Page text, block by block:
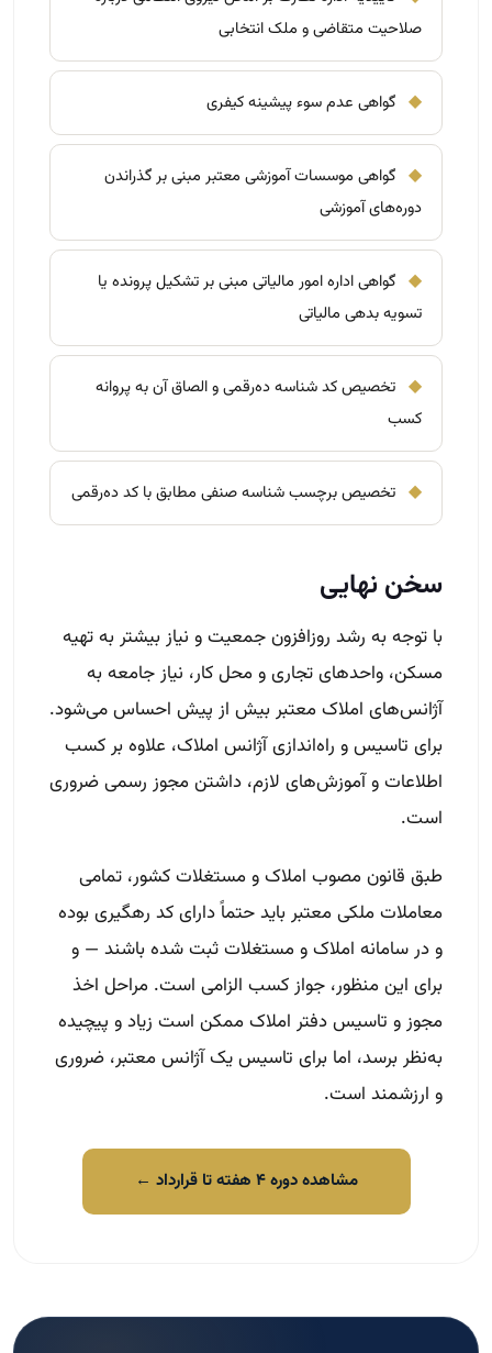
صلاحیت متقاضی و ملک انتخابی
◆ گواهی عدم سوء پیشینه کیفری
◆ گواهی موسسات آموزشی معتبر مبنی بر گذراندن
دوره‌های آموزشی
◆ گواهی اداره امور مالیاتی مبنی بر تشکیل پرونده یا
تسویه بدهی مالیاتی
◆ تخصیص کد شناسه ده‌رقمی و الصاق آن به پروانه
کسب
◆ تخصیص برچسب شناسه صنفی مطابق با کد ده‌رقمی
سخن نهایی
با توجه به رشد روزافزون جمعیت و نیاز بیشتر به تهیه
مسکن، واحدهای تجاری و محل کار، نیاز جامعه به
آژانس‌های املاک معتبر بیش از پیش احساس می‌شود.
برای تاسیس و راه‌اندازی آژانس املاک، علاوه بر کسب
اطلاعات و آموزش‌های لازم، داشتن مجوز رسمی ضروری
است.
طبق قانون مصوب املاک و مستغلات کشور، تمامی
معاملات ملکی معتبر باید حتماً دارای کد رهگیری بوده
و در سامانه املاک و مستغلات ثبت شده باشند — و
برای این منظور، جواز کسب الزامی است. مراحل اخذ
مجوز و تاسیس دفتر املاک ممکن است زیاد و پیچیده
به‌نظر برسد، اما برای تاسیس یک آژانس معتبر، ضروری
و ارزشمند است.
مشاهده دوره ۴ هفته تا قرارداد ←